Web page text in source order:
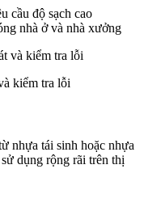
cầu độ sạch cao
nhà ở và nhà xưởng
kiểm tra lỗi
nhựa tái sinh hoặc nhựa
dụng rộng rãi trên thị